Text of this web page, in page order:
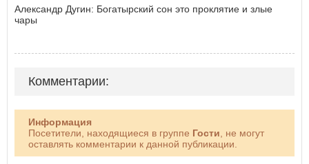
Александр Дугин: Богатырский сон это проклятие и злые
чары
Комментарии:
Информация
Посетители, находящиеся в группе Гости , не могут
оставлять комментарии к данной публикации.